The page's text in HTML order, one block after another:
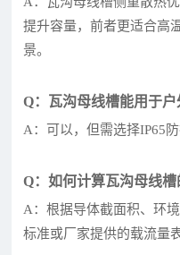
提升容量，前者更适合高
景。
Q：瓦沟母线槽能用于户
A：可以，但需选择IP65
Q：如何计算瓦沟母线槽
A：根据导体截面积、环
标准或厂家提供的载流量表